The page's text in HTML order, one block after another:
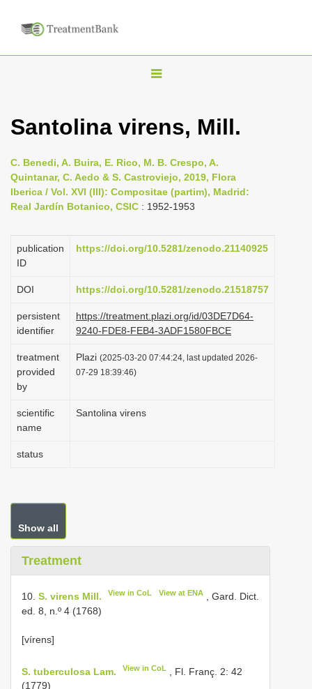
T
g
n
a
i
a
i
Santolina virens, Mill.
C. Benedi, A. Buira, E. Rico, M. B. Crespo, A.
Quintanar, C. Aedo & S. Castroviejo, 2019, Flora
Iberica / Vol. XVI (III): Compositae (partim), Madrid:
Real Jardín Botanico, CSIC : 1952-1953
publication
ID
https://doi.org/10.5281/zenodo.21140925
DOI https://doi.org/10.5281/zenodo.21518757
persistent
identifier
https://treatment.plazi.org/id/03DE7D64-
9240-FDE8-FEB4-3ADF1580FBCE
treatment
provided
by
Plazi (2025-03-20 07:44:24, last updated 2026-
07-29 18:39:46)
scientific
name
Santolina virens
status
Show all
Treatment
10. S. virens Mill. View in CoL View at ENA, Gard. Dict.
ed. 8, n.º 4 (1768)
[vírens]
S. tuberculosa Lam. View in CoL
, Fl. Franç. 2: 42
(1779)